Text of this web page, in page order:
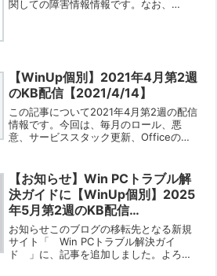
関しての障害情報情報です。なお、
【WinUp個別】2021年4月第2週
のKB配信【2021/4/14】
この記事について2021年4月第2週の配信
情報です。今回は、毎月のロール、悪
意、サービススタック更新、Officeのロ
は以下のページの左側のメニューから自
分が確認し...
【お知らせ】Win PCトラブル解
決ガイドに【WinUp個別】2025
年5月第2週のKB配信
【2025/05/14】を追加しました
【2025/05/08】
お知らせこのブログの移転先となる新規
サイト「 Win PCトラブル解決ガイ
ド 」に、記事を追加しました。よろし